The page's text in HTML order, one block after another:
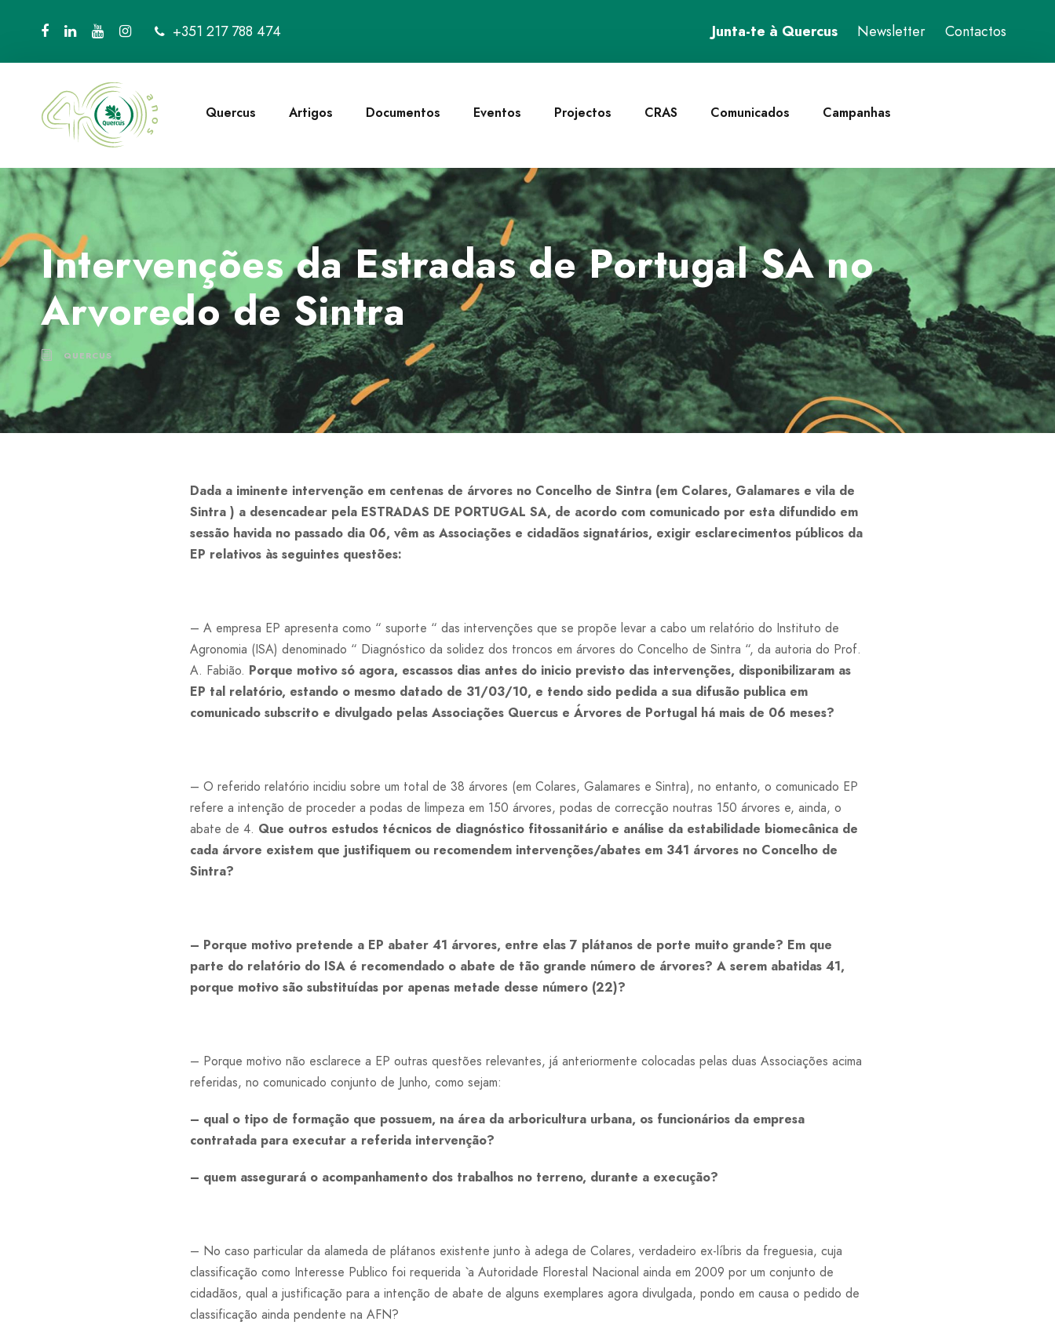
+351 217 788 474 Junta-te à Quercus Newsletter Contactos
Quercus Artigos Documentos Eventos Projectos CRAS Comunicados Campanhas
Intervenções da Estradas de Portugal SA no
Arvoredo de Sintra
QUERCUS
Dada a iminente intervenção em centenas de árvores no Concelho de Sintra (em Colares, Galamares e vila de
Sintra ) a desencadear pela ESTRADAS DE PORTUGAL SA, de acordo com comunicado por esta difundido em
sessão havida no passado dia 06, vêm as Associações e cidadãos signatários, exigir esclarecimentos públicos da
EP relativos às seguintes questões:
– A empresa EP apresenta como “ suporte “ das intervenções que se propõe levar a cabo um relatório do Instituto de
Agronomia (ISA) denominado “ Diagnóstico da solidez dos troncos em árvores do Concelho de Sintra “, da autoria do Prof.
A. Fabião. Porque motivo só agora, escassos dias antes do inicio previsto das intervenções, disponibilizaram as
EP tal relatório, estando o mesmo datado de 31/03/10, e tendo sido pedida a sua difusão publica em
comunicado subscrito e divulgado pelas Associações Quercus e Árvores de Portugal há mais de 06 meses?
– O referido relatório incidiu sobre um total de 38 árvores (em Colares, Galamares e Sintra), no entanto, o comunicado EP
refere a intenção de proceder a podas de limpeza em 150 árvores, podas de correcção noutras 150 árvores e, ainda, o
abate de 4. Que outros estudos técnicos de diagnóstico fitossanitário e análise da estabilidade biomecânica de
cada árvore existem que justifiquem ou recomendem intervenções/abates em 341 árvores no Concelho de
Sintra?
– Porque motivo pretende a EP abater 41 árvores, entre elas 7 plátanos de porte muito grande? Em que
parte do relatório do ISA é recomendado o abate de tão grande número de árvores? A serem abatidas 41,
porque motivo são substituídas por apenas metade desse número (22)?
– Porque motivo não esclarece a EP outras questões relevantes, já anteriormente colocadas pelas duas Associações acima
referidas, no comunicado conjunto de Junho, como sejam:
– qual o tipo de formação que possuem, na área da arboricultura urbana, os funcionários da empresa
contratada para executar a referida intervenção?
– quem assegurará o acompanhamento dos trabalhos no terreno, durante a execução?
– No caso particular da alameda de plátanos existente junto à adega de Colares, verdadeiro ex-líbris da freguesia, cuja
classificação como Interesse Publico foi requerida `a Autoridade Florestal Nacional ainda em 2009 por um conjunto de
cidadãos, qual a justificação para a intenção de abate de alguns exemplares agora divulgada, pondo em causa o pedido de
classificação ainda pendente na AFN?